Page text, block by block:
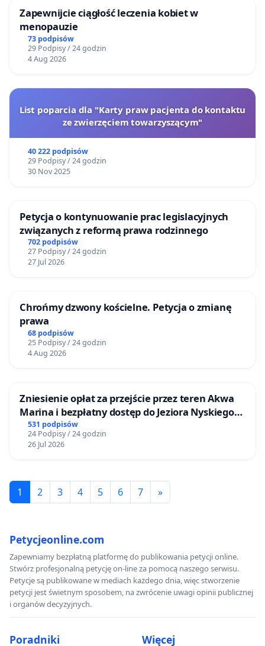
Zapewnijcie ciągłość leczenia kobiet w
menopauzie
73 podpisów
29 Podpisy / 24 godzin
4 Aug 2026
List poparcia dla "Karty praw pacjenta do kontaktu
ze zwierzęciem towarzyszącym"
40 222 podpisów
29 Podpisy / 24 godzin
30 Nov 2025
Petycja o kontynuowanie prac legislacyjnych
związanych z reformą prawa rodzinnego
702 podpisów
27 Podpisy / 24 godzin
27 Jul 2026
Chrońmy dzwony kościelne. Petycja o zmianę
prawa
68 podpisów
25 Podpisy / 24 godzin
4 Aug 2026
Zniesienie opłat za przejście przez teren Akwa
Marina i bezpłatny dostęp do Jeziora Nyskiego
dla mieszkańców Gminy Nysa
531 podpisów
24 Podpisy / 24 godzin
26 Jul 2026
1 2 3 4 5 6 7 »
Petycjeonline.com
Zapewniamy bezpłatną platformę do publikowania petycji online.
Stwórz profesjonalną petycję on-line za pomocą naszego serwisu.
Petycje są publikowane w mediach każdego dnia, więc stworzenie
petycji jest świetnym sposobem, na zwrócenie uwagi opinii publicznej
i organów decyzyjnych.
Poradniki Więcej